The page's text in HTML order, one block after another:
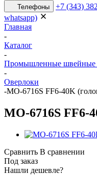
Телефоны +7 (343)
whatsapp)
Главная
-
Каталог
-
Промышленные
-
Оверлоки
-MO-6716S FF6-40K
MO-6716S FF6-
Сравнить В сравнении
Под заказ
Нашли дешевле?